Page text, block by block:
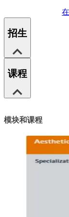
招生
课程
模块和课程